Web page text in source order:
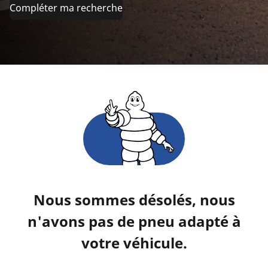
Compléter ma recherche
Nous sommes désolés, nous
n'avons pas de pneu adapté à
votre véhicule.